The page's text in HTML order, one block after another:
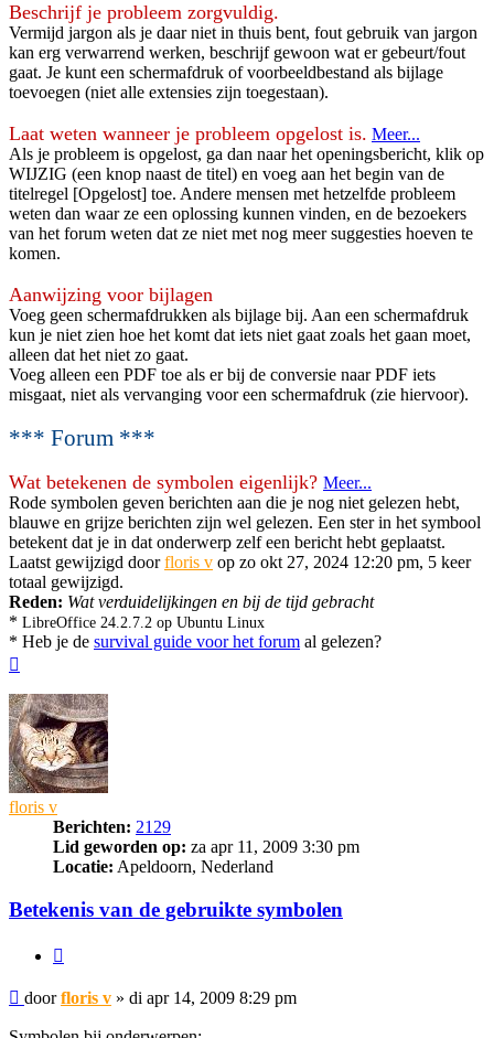
Beschrijf je probleem zorgvuldig.
Vermijd jargon als je daar niet in thuis bent, fout gebruik van jargon
kan erg verwarrend werken, beschrijf gewoon wat er gebeurt/fout
gaat. Je kunt een schermafdruk of voorbeeldbestand als bijlage
toevoegen (niet alle extensies zijn toegestaan).
Laat weten wanneer je probleem opgelost is. Meer...
Als je probleem is opgelost, ga dan naar het openingsbericht, klik op
WIJZIG (een knop naast de titel) en voeg aan het begin van de
titelregel [Opgelost] toe. Andere mensen met hetzelfde probleem
weten dan waar ze een oplossing kunnen vinden, en de bezoekers
van het forum weten dat ze niet met nog meer suggesties hoeven te
komen.
Aanwijzing voor bijlagen
Voeg geen schermafdrukken als bijlage bij. Aan een schermafdruk
kun je niet zien hoe het komt dat iets niet gaat zoals het gaan moet,
alleen dat het niet zo gaat.
Voeg alleen een PDF toe als er bij de conversie naar PDF iets
misgaat, niet als vervanging voor een schermafdruk (zie hiervoor).
*** Forum ***
Wat betekenen de symbolen eigenlijk? Meer...
Rode symbolen geven berichten aan die je nog niet gelezen hebt,
blauwe en grijze berichten zijn wel gelezen. Een ster in het symbool
betekent dat je in dat onderwerp zelf een bericht hebt geplaatst.
Laatst gewijzigd doorfloris v op zo okt 27, 2024 12:20 pm, 5 keer
totaal gewijzigd.
Reden: Wat verduidelijkingen en bij de tijd gebracht
* LibreOffice 24.2.7.2 op Ubuntu Linux
* Heb je de survival guide voor het forum al gelezen?
floris v
Berichten: 2129
Lid geworden op: za apr 11, 2009 3:30 pm
Locatie: Apeldoorn, Nederland
Betekenis van de gebruikte symbolen
Bericht
doorfloris v » di apr 14, 2009 8:29 pm